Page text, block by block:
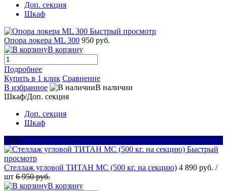
Доп. секция
Шкаф
Быстрый просмотр
Опора локера ML 300 950 руб.
В корзину
Подробнее
Купить в 1 клик Сравнение
В избранное
В наличии
Шкаф/Доп. секция
Доп. секция
Шкаф
-28%
Быстрый
просмотр
Стеллаж угловой ТИТАН МС (500 кг. на секцию) 4 890 руб. /
шт 6 950 руб.
В корзину